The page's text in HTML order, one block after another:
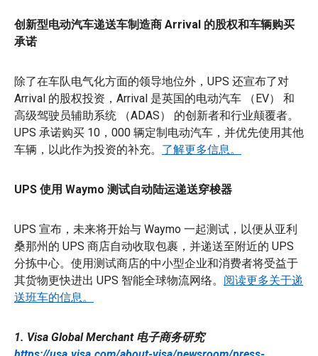
创新型电动汽车递送车制造商 Arrival 的股权和车辆购买
承诺
除了在车队电气化方面的领导地位外，UPS 还宣布了对
Arrival 的股权投资，Arrival 是英国的电动汽车 （EV） 和
高级驾驶员辅助系统 （ADAS） 的创新者和行业颠覆者。
UPS 承诺购买 10，000 辆定制电动汽车，并优先使用其他
车辆，以此作为投资的补充。 了解更多信息。
UPS 使用 Waymo 测试自动陆运递送穿梭器
UPS 宣布，未来将开始与 Waymo 一起测试，以便从亚利
桑那州的 UPS 商店自动收取包裹，并递送至附近的 UPS
分拣中心。使用测试商店的中小型企业和消费者将受益于
其货物更快进出 UPS 智能全球物流网络。 阅读更多关于递
送班车的信息。
1. Visa Global Merchant 电子商务研究